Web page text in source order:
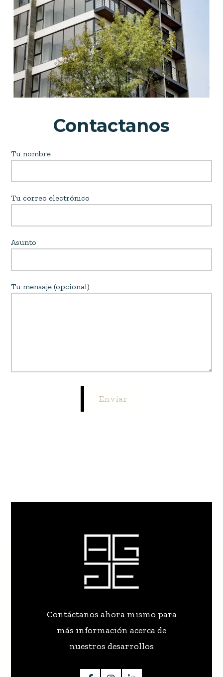
Contactanos
Tu nombre
Tu correo electrónico
Asunto
Tu mensaje (opcional)
Enviar
Contáctanos ahora mismo para
más información acerca de
nuestros desarrollos